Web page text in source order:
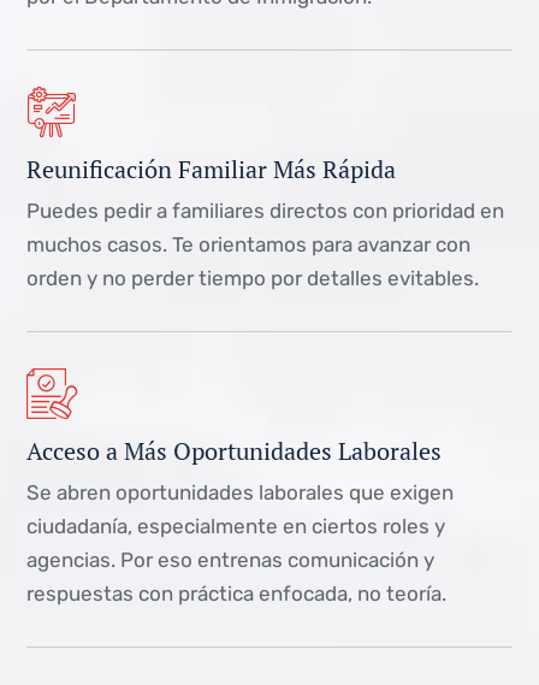
Reunificación Familiar Más Rápida
Puedes pedir a familiares directos con prioridad en
muchos casos. Te orientamos para avanzar con
orden y no perder tiempo por detalles evitables.
Acceso a Más Oportunidades Laborales
Se abren oportunidades laborales que exigen
ciudadanía, especialmente en ciertos roles y
agencias. Por eso entrenas comunicación y
respuestas con práctica enfocada, no teoría.